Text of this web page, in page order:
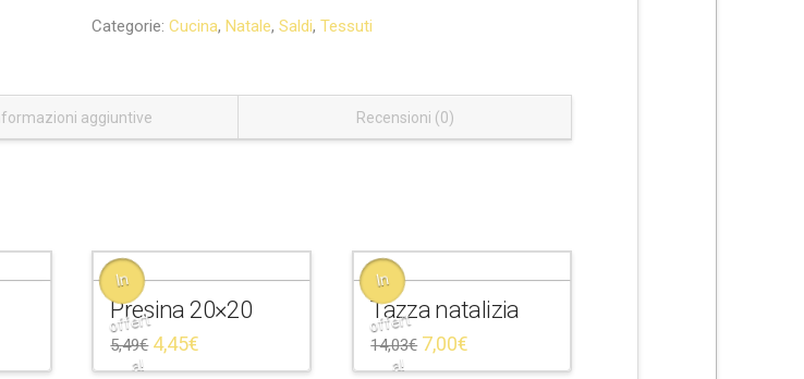
Categorie:Cucina,Natale,Saldi,Tessuti
aggiuntive Recensioni (0)
In
offert
a!
Presina 20×20
5,49€ 4,45€
In
offert
a!
Tazza natalizia
14,03€ 7,00€